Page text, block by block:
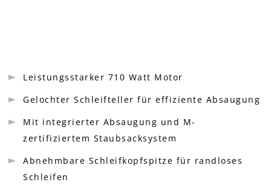
Leistungsstarker 710 Watt Motor
Gelochter Schleifteller für effiziente Absaugung
Mit integrierter Absaugung und M-
zertifiziertem Staubsacksystem
Abnehmbare Schleifkopfspitze für randloses
Schleifen